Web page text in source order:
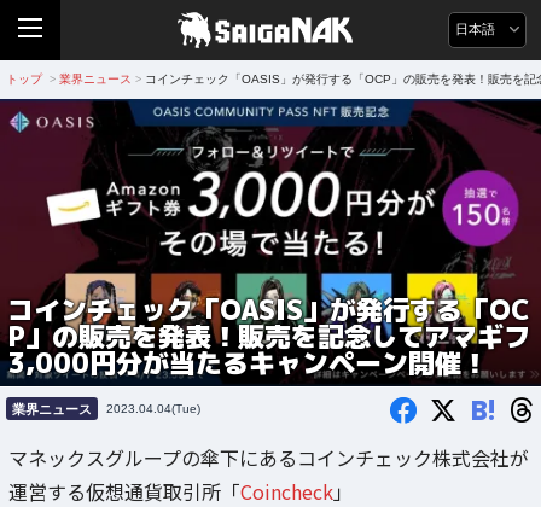
日本語
トップ > 業界ニュース > コインチェック「OASIS」が発行する「OCP」の販売を発表！販売を
コインチェック「OASIS」が発行する「OC
P」の販売を発表！販売を記念してアマギフ
3,000円分が当たるキャンペーン開催！
業界ニュース 2023.04.04(Tue) B!
マネックスグループの傘下にあるコインチェック株式会社が
運営する仮想通貨取引所「Coincheck」